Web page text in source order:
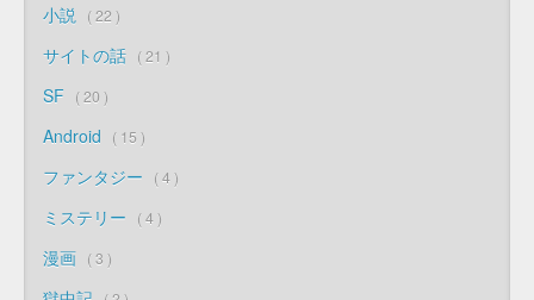
小説 22
サイトの話 21
SF 20
Android 15
ファンタジー 4
ミステリー 4
漫画 3